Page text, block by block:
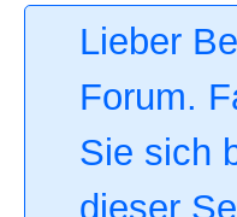
Lieber
Forum.
Sie sich
dieser